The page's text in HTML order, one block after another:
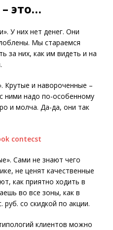
это…
У них нет денег. Они
Мы стараемся
за них, как им видеть и на
Крутые и навороченные –
ними надо по-особенному
и молча. Да-да, они так
Сами не знают чего
не ценят качественные
как приятно ходить в
во все зоны, как в
со скидкой по акции.
клиентов можно